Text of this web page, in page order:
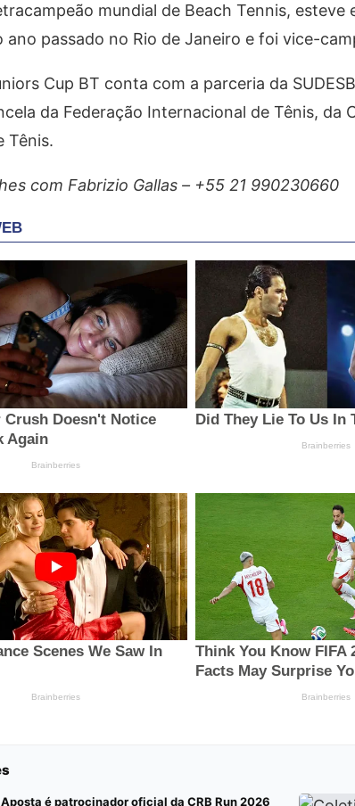
mundial de Beach Tennis,
ano passado no Rio de Janeiro e foi vice-
Cup BT conta com a parceria da
da Federação Internacional de Tênis, da
Tênis.
com Fabrizio Gallas – +55 21 990230660
é patrocinador oficial da CRB Run 2026